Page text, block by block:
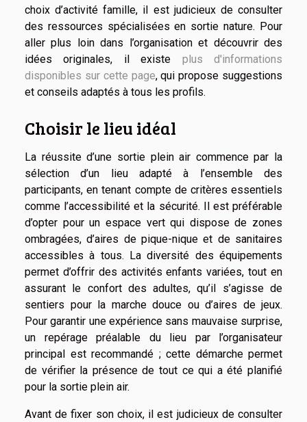
choix d’activité famille, il est judicieux de consulter
des ressources spécialisées en sortie nature. Pour
aller plus loin dans l’organisation et découvrir des
idées originales, il existe plus d'informations
disponibles sur cette page, qui propose suggestions
et conseils adaptés à tous les profils.
Choisir le lieu idéal
La réussite d’une sortie plein air commence par la
sélection d’un lieu adapté à l’ensemble des
participants, en tenant compte de critères essentiels
comme l’accessibilité et la sécurité. Il est préférable
d’opter pour un espace vert qui dispose de zones
ombragées, d’aires de pique-nique et de sanitaires
accessibles à tous. La diversité des équipements
permet d’offrir des activités enfants variées, tout en
assurant le confort des adultes, qu’il s’agisse de
sentiers pour la marche douce ou d’aires de jeux.
Pour garantir une expérience sans mauvaise surprise,
un repérage préalable du lieu par l’organisateur
principal est recommandé ; cette démarche permet
de vérifier la présence de tout ce qui a été planifié
pour la sortie plein air.
Avant de fixer son choix, il est judicieux de consulter